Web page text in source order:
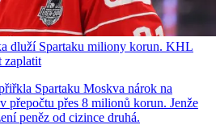
dluží Spartaku miliony korun. KHL
zaplatit
Spartaku Moskva nárok na
přepočtu přes 8 milionů korun. Jenže
peněz od cizince druhá.